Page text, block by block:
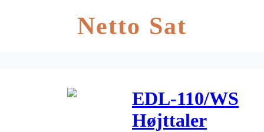
Netto Sat
EDL-110/WS
Højttaler